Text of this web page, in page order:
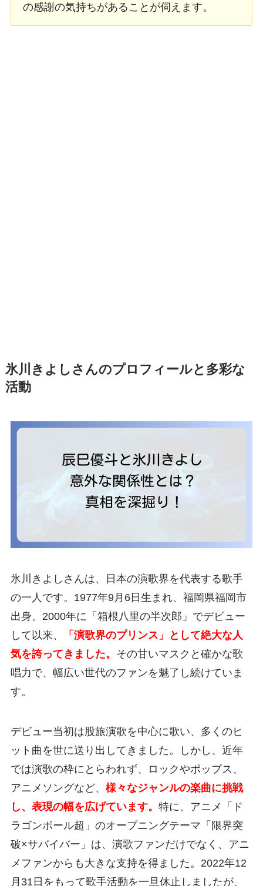
の感謝の気持ちがあることが伺えます。
氷川きよしさんのプロフィールと多彩な
活動
氷川きよしさんは、日本の演歌界を代表する歌手
の一人です。1977年9月6日生まれ、福岡県福岡市
出身。2000年に「箱根八里の半次郎」でデビュー
して以来、
「演歌界のプリンス」として絶大な人
気を誇ってきました。 その甘いマスクと確かな歌
唱力で、幅広い世代のファンを魅了し続けていま
す。
デビュー当初は股旅演歌を中心に歌い、多くのヒ
ット曲を世に送り出してきました。しかし、近年
では演歌の枠にとらわれず、ロックやポップス、
アニメソングなど、 様々なジャンルの楽曲に挑戦
し、表現の幅を広げています。 特に、アニメ「ド
ラゴンボール超」のオープニングテーマ「限界突
破×サバイバー」は、演歌ファンだけでなく、アニ
メファンからも大きな支持を得ました。2022年12
月31日をもって歌手活動を一旦休止しましたが、